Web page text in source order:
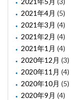
2021年4月 (5)
2021年3月 (4)
2021年2月 (4)
2021年1月 (4)
2020年12月 (3)
2020年11月 (4)
2020年10月 (5)
2020年9月 (4)